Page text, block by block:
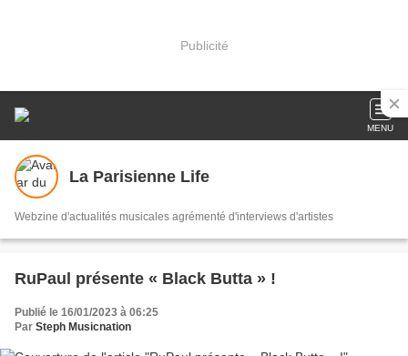
Publicité
MENU
La Parisienne Life
Webzine d'actualités musicales agrémenté d'interviews d'artistes
RuPaul présente « Black Butta » !
Publié le 16/01/2023 à 06:25
Par Steph Musicnation